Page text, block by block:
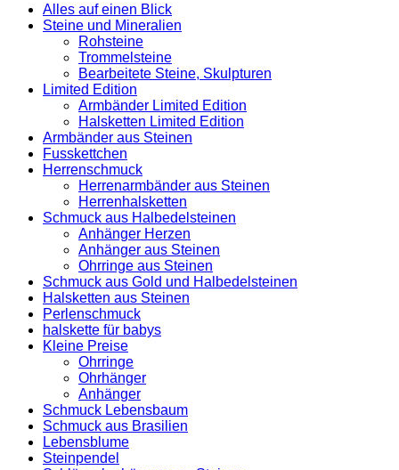
Alles auf einen Blick
Steine und Mineralien
Rohsteine
Trommelsteine
Bearbeitete Steine, Skulpturen
Limited Edition
Armbänder Limited Edition
Halsketten Limited Edition
Armbänder aus Steinen
Fusskettchen
Herrenschmuck
Herrenarmbänder aus Steinen
Herrenhalsketten
Schmuck aus Halbedelsteinen
Anhänger Herzen
Anhänger aus Steinen
Ohrringe aus Steinen
Schmuck aus Gold und Halbedelsteinen
Halsketten aus Steinen
Perlenschmuck
halskette für babys
Kleine Preise
Ohrringe
Ohrhänger
Anhänger
Schmuck Lebensbaum
Schmuck aus Brasilien
Lebensblume
Steinpendel